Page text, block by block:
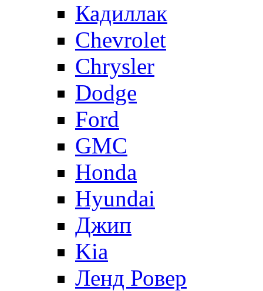
Кадиллак
Сhevrolet
Chrysler
Dodge
Ford
GMC
Honda
Hyundai
Джип
Kia
Ленд Ровер